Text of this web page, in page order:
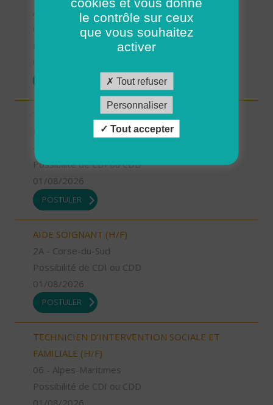
AUXILIAIRE DE VIE SOCIALE (H/F)
67 - Bas-Rhin
Possibilité de CDI ou CDD
TECHNICIEN D’INTERVENTION SOCIALE ET
FAMILIALE (H/F)
Possibilité de CDI ou CDD
01/08/2026
POSTULER
AIDE SOIGNANT (H/F)
2A - Corse-du-Sud
Possibilité de CDI ou CDD
01/08/2026
POSTULER
TECHNICIEN D’INTERVENTION SOCIALE ET
FAMILIALE (H/F)
06 - Alpes-Maritimes
Possibilité de CDI ou CDD
le contrôle sur ceux
que vous souhaitez
activer
Tout refuser
Personnaliser
Tout accepter